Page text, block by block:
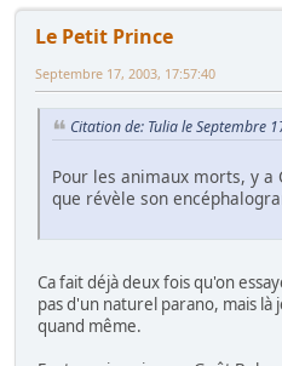
Le Petit Prince
Septembre 17, 2003, 17:57:40
Citation de: Tulia le Septembre
Pour les animaux morts, y a
que révèle son
Ca fait déjà deux fois qu'on
pas d'un naturel parano, mais là
quand même.